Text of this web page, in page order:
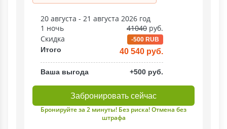
20 августа - 21 августа 2026 год
1 ночь
41040 руб.
Скидка
-500 RUB
Итого 40 540 руб.
Ваша выгода +500 руб.
Забронировать сейчас
Бронируйте за 2 минуты! Без риска! Отмена без
штрафа